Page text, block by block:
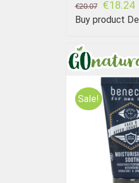
€20.07 €18.24
Buy product
Sale!